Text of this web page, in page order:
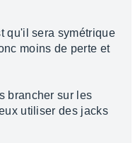
qu'il sera symétrique
moins de perte et
brancher sur les
utiliser des jacks